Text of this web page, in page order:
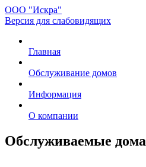
ООО "Искра"
Версия для слабовидящих
Главная
Обслуживание домов
Информация
О компании
Обслуживаемые дома